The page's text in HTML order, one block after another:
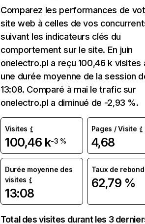
Comparez les performances de
site web à celles de vos
suivant les indicateurs clés du
comportement sur le site. En juin
onelectro.pl a reçu 100,46 k visites
une durée moyenne de la session
13:08. Comparé à mai le trafic sur
onelectro.pl a diminué de -2,93 %.
Visites
100,46 k-3 %
Pages / Visite
4,68
Durée moyenne des
visites
13:08
Taux de rebond
62,79 %
Total des visites durant les 3